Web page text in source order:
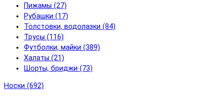
Пижамы (27)
Рубашки (17)
Толстовки, водолазки (84)
Трусы (116)
Футболки, майки (389)
Халаты (21)
Шорты, бриджи (73)
Носки (692)